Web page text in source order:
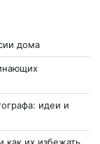
дома
идеи и